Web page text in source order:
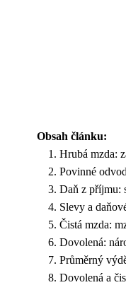
Obsah článku:
Hrubá mzda:
Povinné
Daň z příjmu:
Slevy a
Čistá mzda:
Dovolená:
Průměrný
Dovolená a